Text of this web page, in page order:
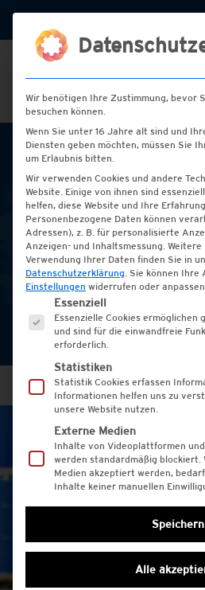
Gefahrstoff-
Wir
Ihren
Produkte –
Etiketten – Los
Wir benötigen Ihre Zustimmung, bevor
besuchen können.
Wenn Sie unter 16 Jahre alt sind und
Diensten geben möchten, müssen Sie
um Erlaubnis bitten.
Wir verwenden Cookies und andere
Website. Einige von ihnen sind
helfen, diese Website und Ihre
Personenbezogene Daten können
Adressen), z. B. für personalisierte
Anzeigen- und Inhaltsmessung. Weitere
Verwendung Ihrer Daten finden Sie in
Datenschutzerklärung. Sie können Ihre
Einstellungen widerrufen oder
Es folgt eine Liste der
Essenziell
Essenzielle Cookies ermöglichen
und sind für die einwandfreie
erforderlich.
Statistiken
Statistik Cookies erfassen
Informationen helfen uns zu
unsere Website nutzen.
Externe Medien
Inhalte von Videoplattformen
werden standardmäßig blockiert.
Medien akzeptiert werden,
Inhalte keiner manuellen
Speichern
Alle